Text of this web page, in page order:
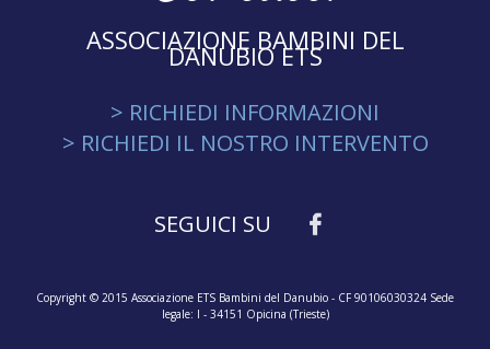
ASSOCIAZIONE BAMBINI DEL
DANUBIO ETS
> RICHIEDI INFORMAZIONI
> RICHIEDI IL NOSTRO INTERVENTO
SEGUICI SU
Copyright © 2015 Associazione ETS Bambini del Danubio - CF 90106030324 Sede
legale: I - 34151 Opicina (Trieste)